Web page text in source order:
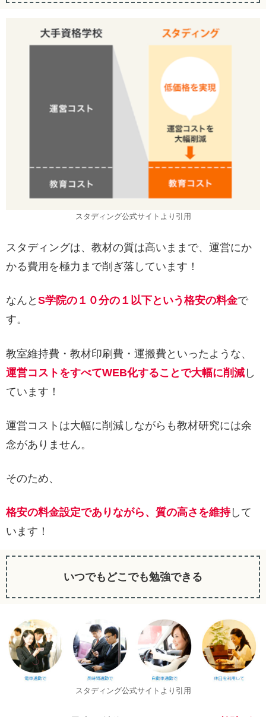
スタディング公式サイトより引用
スタディングは、教材の質は高いままで、運営にか
かる費用を極力まで削ぎ落しています！
なんと S学院の１０分の１以下という格安の料金で
す。
教室維持費・教材印刷費・運搬費といったような、
運営コストをすべてWEB化することで大幅に削減 し
ています！
運営コストは大幅に削減しながらも教材研究には余
念がありません。
そのため、
格安の料金設定でありながら、質の高さを維持して
います！
いつでもどこでも勉強できる
スタディング公式サイトより引用